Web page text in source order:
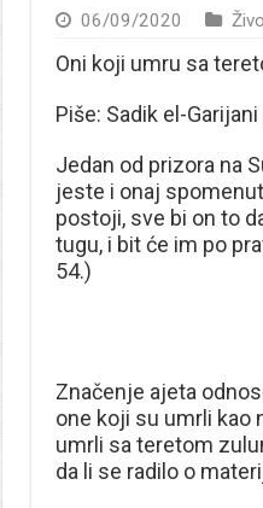
06/09/2020
Oni koji umru sa
Piše: Sadik el-
Jedan od prizora na
jeste i onaj
postoji, sve bi on to
tugu, i bit će im po
54.)
Značenje ajeta
one koji su umrli kao
umrli sa teretom
da li se radilo o